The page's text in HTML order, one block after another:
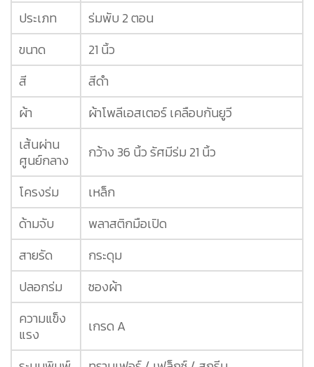
ประเภท
ร่มพับ 2 ตอน
ขนาด
21 นิ้ว
สี
สีดำ
ผ้า
ผ้าโพลีเอสเตอร์ เคลือบกันยูวี
เส้นผ่าน
ศูนย์กลาง
กว้าง 36 นิ้ว รัศมีร่ม 21 นิ้ว
โครงร่ม
เหล็ก
ด้ามจับ
พลาสติกมือเปิด
สายรัด
กระดุม
ปลอกร่ม
ซองผ้า
ความแข็ง
แรง
เกรด A